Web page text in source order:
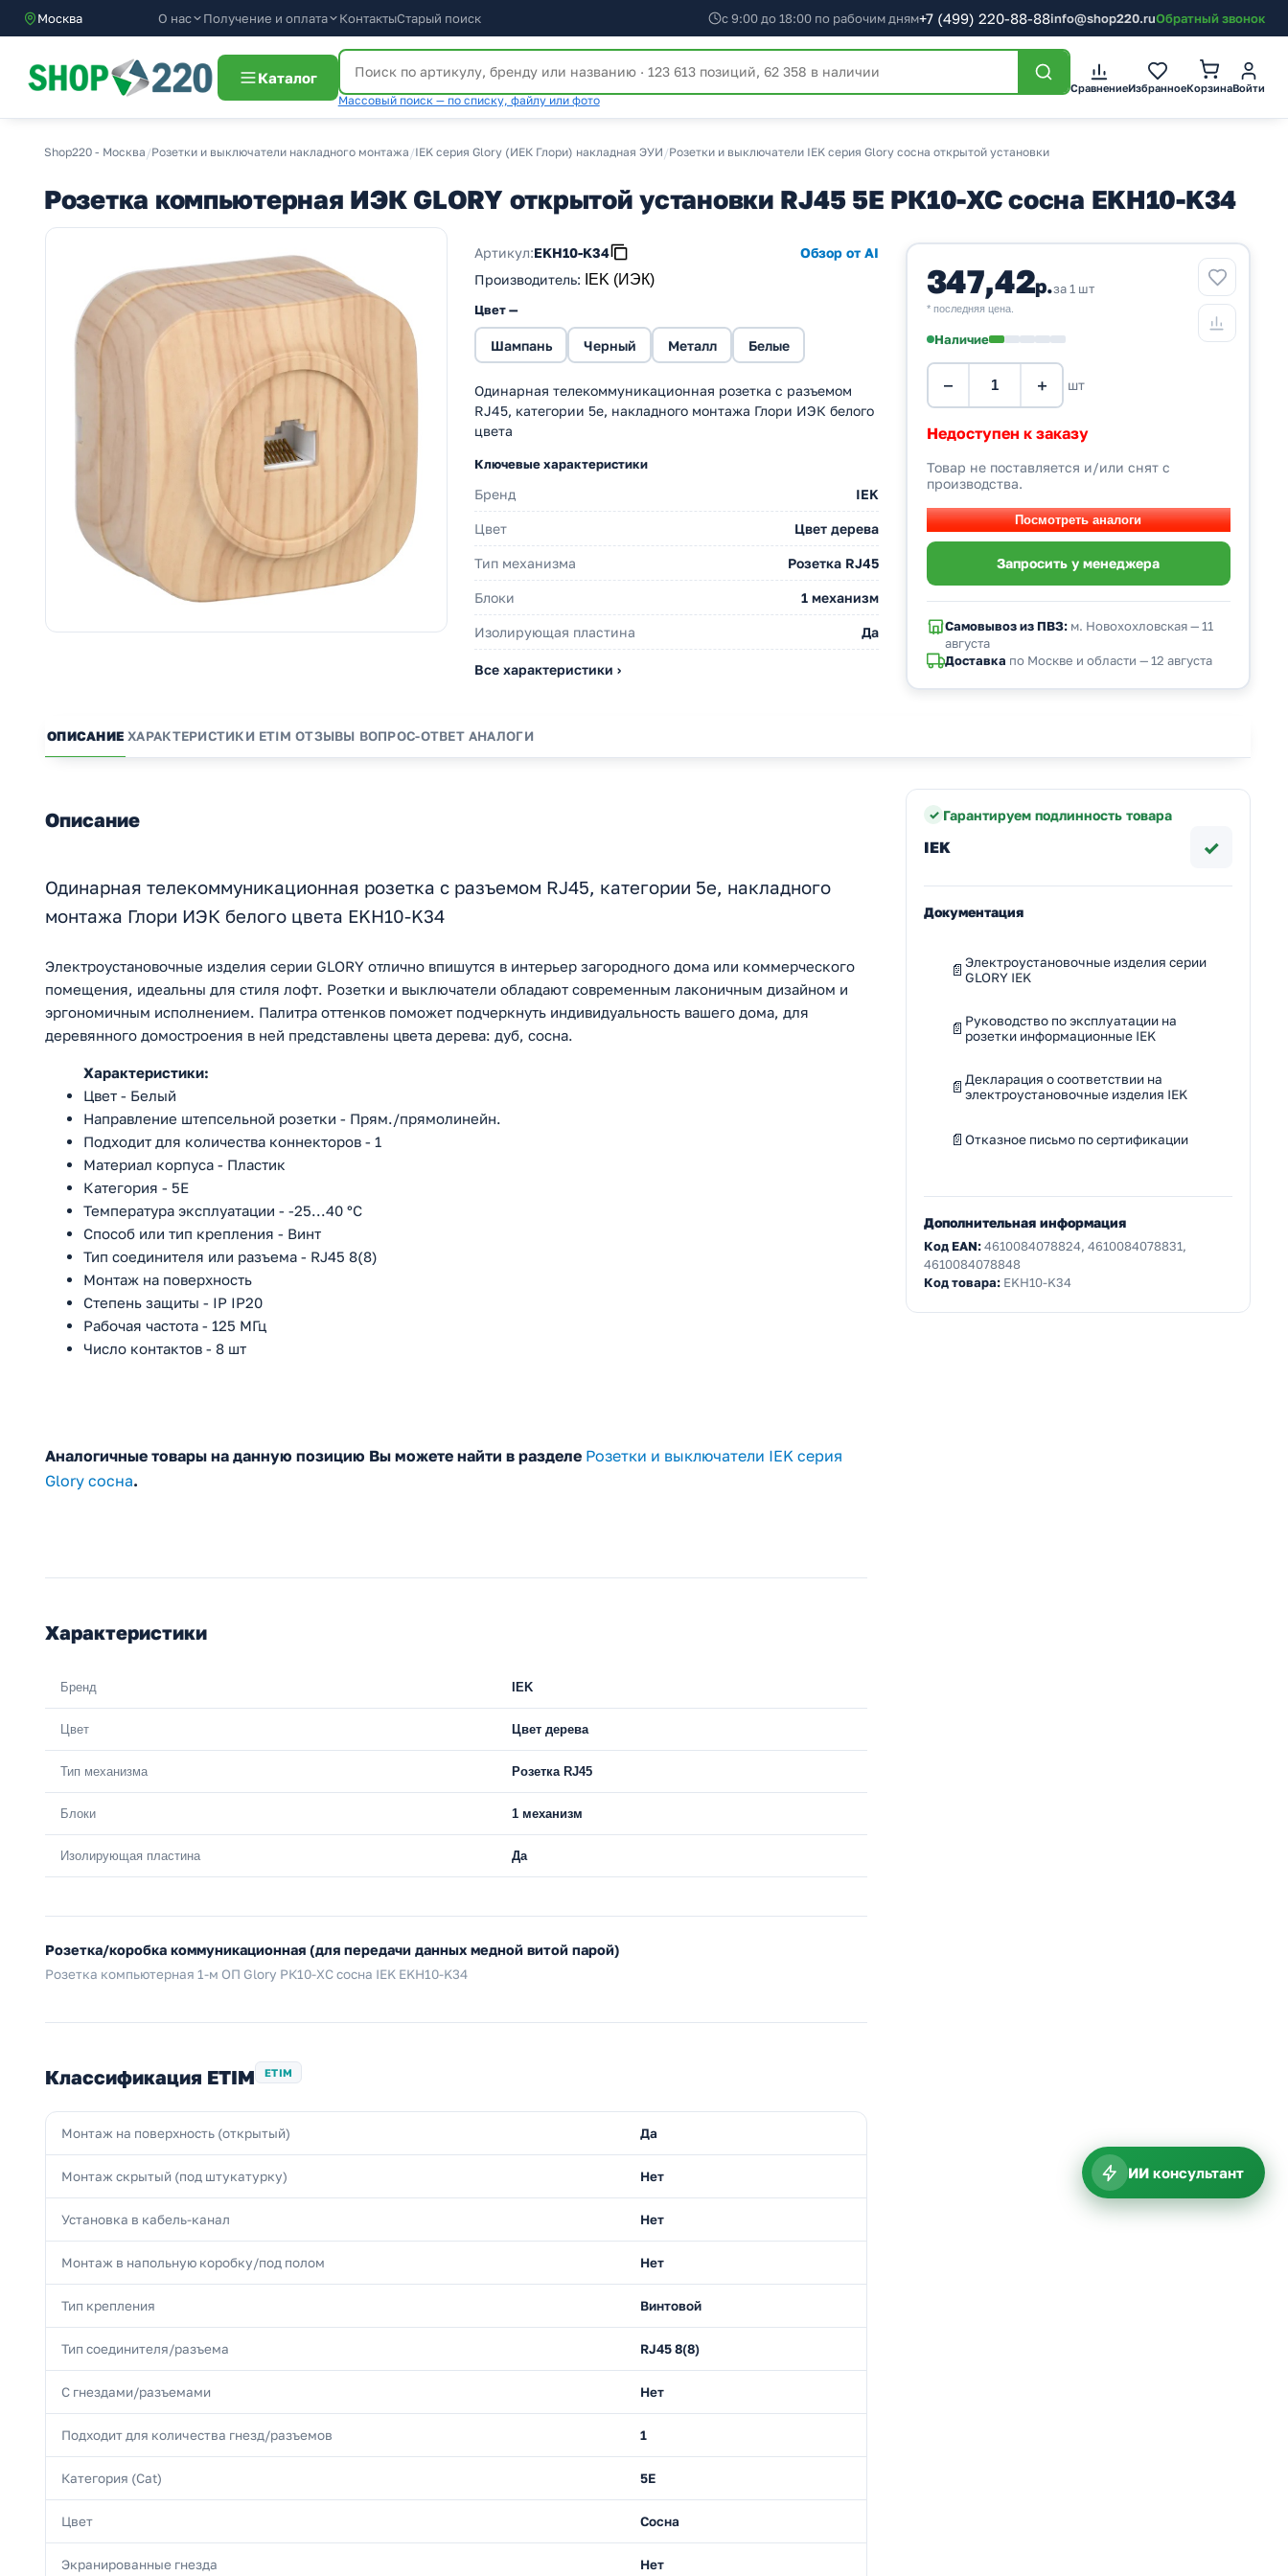
Москва О нас Получение и оплата КонтактыСтарый поиск с 9:00 до 18:00 по рабочим дням+7 (499) 220-88-88info@shop220.ruОбратный звонок
Каталог
Массовый поиск — по списку, файлу или фото
СравнениеИзбранноеКорзинаВойти
Shop220 - Москва /Розетки и выключатели накладного монтажа /IEK серия Glory (ИЕК Глори) накладная ЭУИ /Розетки и выключатели IEK серия Glory сосна открытой установки
Розетка компьютерная ИЭК GLORY открытой установки RJ45 5E РК10-ХС сосна EKH10-K34
Артикул:EKH10-K34
Обзор от AI
Производитель: IEK (ИЭК)
Цвет —
Шампань Черный Металл Белые
Одинарная телекоммуникационная розетка с разъемом
RJ45, категории 5e, накладного монтажа Глори ИЭК белого
цвета
Ключевые характеристики
Бренд IEK
Цвет Цвет дерева
Тип механизма Розетка RJ45
Блоки 1 механизм
Изолирующая пластина Да
Все характеристики ›
347,42р.за 1 шт
* последняя цена.
Наличие
− + шт
Недоступен к заказу
Товар не поставляется и/или снят с
производства.
Самовывоз из ПВЗ:м. Новохохловская — 11
августа
Доставка по Москве и области — 12 августа
ОПИСАНИЕ ХАРАКТЕРИСТИКИ ETIM ОТЗЫВЫ ВОПРОС-ОТВЕТ АНАЛОГИ
Описание
Одинарная телекоммуникационная розетка с разъемом RJ45, категории 5e, накладного
монтажа Глори ИЭК белого цвета EKH10-K34
Электроустановочные изделия серии GLORY отлично впишутся в интерьер загородного дома или коммерческого
помещения, идеальны для стиля лофт. Розетки и выключатели обладают современным лаконичным дизайном и
эргономичным исполнением. Палитра оттенков поможет подчеркнуть индивидуальность вашего дома, для
деревянного домостроения в ней представлены цвета дерева: дуб, сосна.
Характеристики:
Цвет - Белый
Направление штепсельной розетки - Прям./прямолинейн.
Подходит для количества коннекторов - 1
Материал корпуса - Пластик
Категория - 5E
Температура эксплуатации - -25...40 °C
Способ или тип крепления - Винт
Тип соединителя или разъема - RJ45 8(8)
Монтаж на поверхность
Степень защиты - IP IP20
Рабочая частота - 125 МГц
Число контактов - 8 шт
Аналогичные товары на данную позицию Вы можете найти в разделе Розетки и выключатели IEK серия
Glory сосна.
Характеристики
Бренд IEK
Цвет Цвет дерева
Тип механизма Розетка RJ45
Блоки 1 механизм
Изолирующая пластина Да
Розетка/коробка коммуникационная (для передачи данных медной витой парой)
Розетка компьютерная 1-м ОП Glory РК10-ХС сосна IEK EKH10-K34
Классификация ETIM ETIM
Монтаж на поверхность (открытый) Да
Монтаж скрытый (под штукатурку) Нет
Установка в кабель-канал Нет
Монтаж в напольную коробку/под полом Нет
Тип крепления Винтовой
Тип соединителя/разъема RJ45 8(8)
С гнездами/разъемами Нет
Подходит для количества гнезд/разъемов 1
Категория (Cat) 5E
Цвет Сосна
Экранированные гнезда Нет
Гарантируем подлинность товара
IEK ✓
Документация
Электроустановочные изделия серии
GLORY IEK
Руководство по эксплуатации на
розетки информационные IEK
Декларация о соответствии на
электроустановочные изделия IEK
Отказное письмо по сертификации
Дополнительная информация
Код EAN:4610084078824, 4610084078831,
4610084078848
Код товара: EKH10-K34
ИИ консультант